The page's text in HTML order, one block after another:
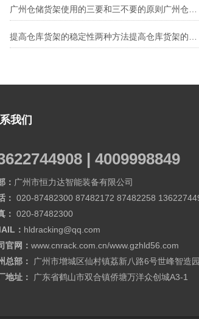
我们
| 4009998849
： 广州市恒力达智能装备有限公司
： 020-87482300 87482172 87482258
： 020-87482300
： hldracking@qq.com
官网： www.cnrack.com.cn/www.gzhld56.com
总部：
广州市增城区仙村镇荔新八路6号世峰智造
地址：
广东省鹤山市双合镇侨塘万洋众创城A3-1